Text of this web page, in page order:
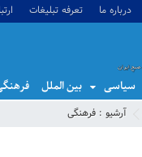
درباره ما تعرفه تبلیغات
سیاسی بین الملل
آرشیو : فرهنگی